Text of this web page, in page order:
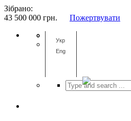
Зібрано:
43 500 000 грн. Пожертвувати
Укр
Eng